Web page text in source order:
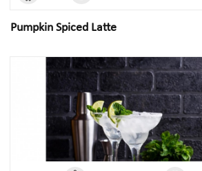
Pumpkin Spiced Latte